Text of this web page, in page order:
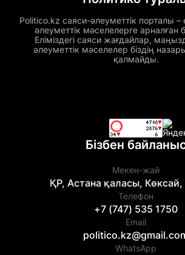
Politico.kz саяси-әлеуметтік порталы –
әлеуметтік мәселелерге арналған
Еліміздегі саяси жағдайлар,
әлеуметтік мәселелер біздің
қалмайды.
Бізбен
Мекен-жай
ҚР, Астана қаласы,
Телефон
+7 (747) 535 1750
Email
WhatsApp